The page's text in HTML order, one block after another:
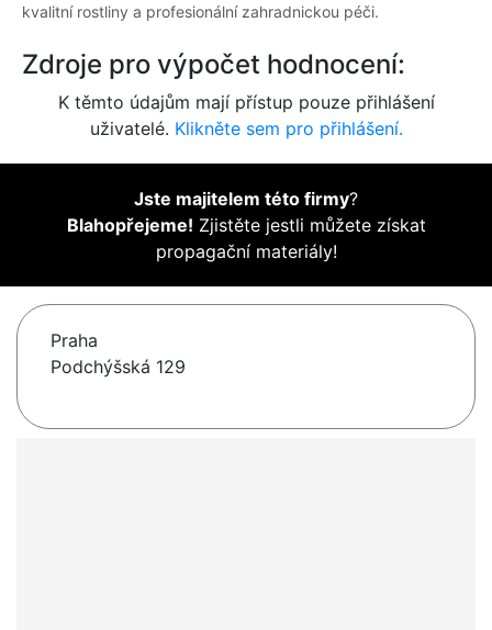
kvalitní rostliny a profesionální zahradnickou péči.
Zdroje pro výpočet hodnocení:
K těmto údajům mají přístup pouze přihlášení
uživatelé. Klikněte sem pro přihlášení.
Jste majitelem této firmy?
Blahopřejeme! Zjistěte jestli můžete získat
propagační materiály!
Praha
Podchýšská 129